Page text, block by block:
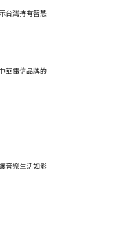
台灣持有智慧
華電信品牌的
音樂生活如影